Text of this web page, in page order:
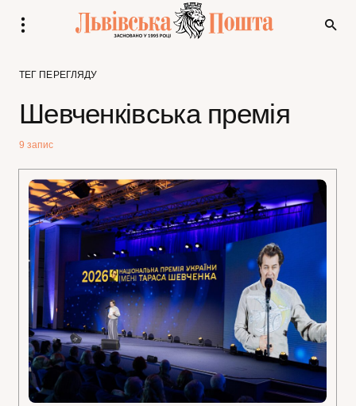
ТЕГ ПЕРЕГЛЯДУ
Шевченківська премія
9 запис